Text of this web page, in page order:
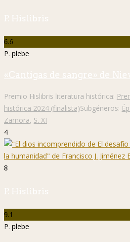
P. Hislibris
6.6
P. plebe
«Cantigas de sangre» de
Premio Hislibris literatura histórica:
histórica 2024 (finalista)Subgéneros:
Zamora, S. XI
4
8
P. Hislibris
9.1
P. plebe